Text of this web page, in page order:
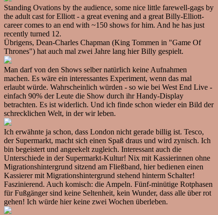
Standing Ovations by the audience, some nice little farewell-gags by
the adult cast for Elliott - a great evening and a great Billy-Elliott-
career comes to an end with ~150 shows for him. And he has just
recently turned 12.
Übrigens, Dean-Charles Chapman (King Tommen in "Game Of
Thrones") hat auch mal zwei Jahre lang hier Billy gespielt.
Man darf von den Shows selber natürlich keine Aufnahmen
machen. Es wäre ein interessantes Experiment, wenn das mal
erlaubt würde. Wahrscheinlich würden - so wie bei West End Live -
einfach 90% der Leute die Show durch ihr Handy-Display
betrachten. Es ist widerlich. Und ich finde schon wieder ein Bild der
schrecklichen Welt, in der wir leben.
Ich erwähnte ja schon, dass London nicht gerade billig ist. Tesco,
der Supermarkt, macht sich einen Spaß draus und wird zynisch. Ich
bin begeistert und angeekelt zugleich. Interessant auch die
Unterschiede in der Supermarkt-Kultur! Nix mit Kassierinnen ohne
Migrationshintergrund sitzend am Fließband, hier bedienen einen
Kassierer mit Migrationshintergrund stehend hinterm Schalter!
Faszinierend. Auch komisch: die Ampeln. Fünf-minütige Rotphasen
für Fußgänger sind keine Seltenheit, kein Wunder, dass alle über rot
gehen! Ich würde hier keine zwei Wochen überleben.